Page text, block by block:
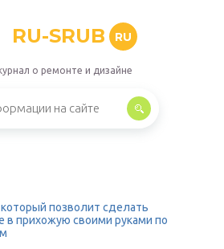
RU-SRUB RU
о ремонте и дизайне
позволит сделать
в прихожую своими руками по